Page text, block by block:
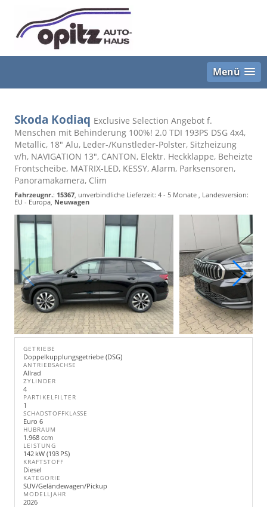
Menü
Skoda Kodiaq Exclusive Selection Angebot f.
Menschen mit Behinderung 100%! 2.0 TDI 193PS DSG 4x4,
Metallic, 18" Alu, Leder-/Kunstleder-Polster, Sitzheizung
v/h, NAVIGATION 13", CANTON, Elektr. Heckklappe, Beheizte
Frontscheibe, MATRIX-LED, KESSY, Alarm, Parksensoren,
Panoramakamera, Clim
Fahrzeugnr.: 15367, unverbindliche Lieferzeit: 4 - 5 Monate , Landesversion:
EU - Europa, Neuwagen
GETRIEBE
Doppelkupplungsgetriebe (DSG)
ANTRIEBSACHSE
Allrad
ZYLINDER
4
PARTIKELFILTER
1
SCHADSTOFFKLASSE
Euro 6
HUBRAUM
1.968 ccm
LEISTUNG
142 kW (193 PS)
KRAFTSTOFF
Diesel
KATEGORIE
SUV/Geländewagen/Pickup
MODELLJAHR
2026